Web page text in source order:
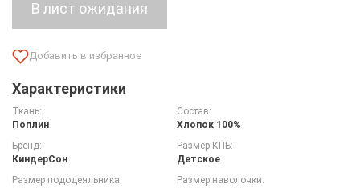
Характеристики
Ткань:
Поплин
Состав:
Хлопок 100%
Бренд:
КиндерСон
Размер КПБ:
Детское
Размер пододеяльника:
Размер наволочки: